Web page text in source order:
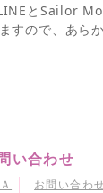
とSailor
すので、あら
い合わせ
お問い合わ